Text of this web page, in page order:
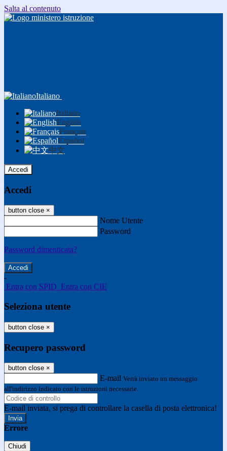
Salta al contenuto
Italiano
Italiano
English
Français
Español
中文
Accedi
Accedi
button close ×
Nome Utente
Password
Password dimenticata?
-
Entra con SPID Entra con CIE
Seleziona utente
button close ×
Recupero password
button close ×
E-mail Verrà inviato un messaggio
all'indirizzo indicato con le istruzioni necessarie.
E-mail inviata, si prega di controllare la casella di posta elettronica!
Errore
Chiudi